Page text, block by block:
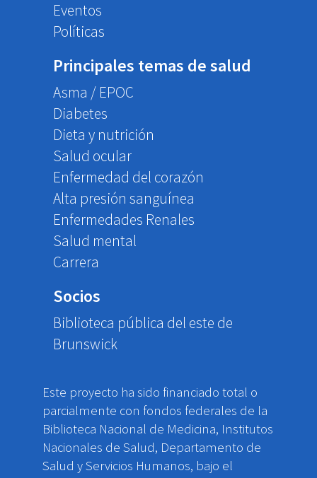
Eventos
Políticas
Principales temas de salud
Asma / EPOC
Diabetes
Dieta y nutrición
Salud ocular
Enfermedad del corazón
Alta presión sanguínea
Enfermedades Renales
Salud mental
Carrera
Socios
Biblioteca pública del este de
Brunswick
Este proyecto ha sido financiado total o
parcialmente con fondos federales de la
Biblioteca Nacional de Medicina, Institutos
Nacionales de Salud, Departamento de
Salud y Servicios Humanos, bajo el